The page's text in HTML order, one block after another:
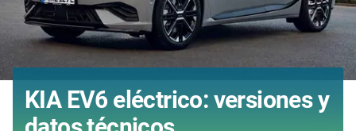
KIA EV6 eléctrico: versiones y